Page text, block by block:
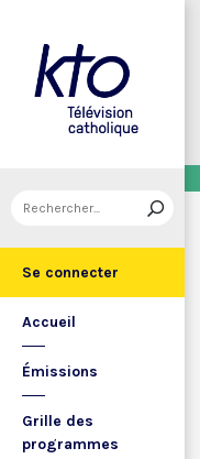
Se connecter
Accueil
Émissions
Grille des
programmes